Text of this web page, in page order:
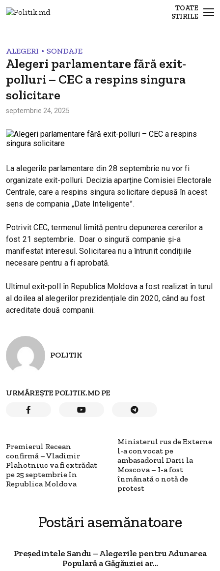
TOATE
STIRILE
ALEGERI • SONDAJE
Alegeri parlamentare fără exit-
polluri – CEC a respins singura
solicitare
septembrie 24, 2025
La alegerile parlamentare din 28 septembrie nu vor fi
organizate exit-polluri. Decizia aparține Comisiei Electorale
Centrale, care a respins singura solicitare depusă în acest
sens de compania „Date Inteligente”.
Potrivit CEC, termenul limită pentru depunerea cererilor a
fost 21 septembrie. Doar o singură companie și-a
manifestat interesul. Solicitarea nu a întrunit condițiile
necesare pentru a fi aprobată.
Ultimul exit-poll în Republica Moldova a fost realizat în turul
al doilea al alegerilor prezidențiale din 2020, când au fost
acreditate două companii.
POLITIK
URMĂREȘTE POLITIK.MD PE
Premierul Recean
confirmă – Vladimir
Plahotniuc va fi extrădat
pe 25 septembrie în
Republica Moldova
Ministerul rus de Externe
l-a convocat pe
ambasadorul Darii la
Moscova – I-a fost
înmânată o notă de
protest
Postări asemănatoare
Președintele Sandu – Alegerile pentru Adunarea
Populară a Găgăuziei ar...